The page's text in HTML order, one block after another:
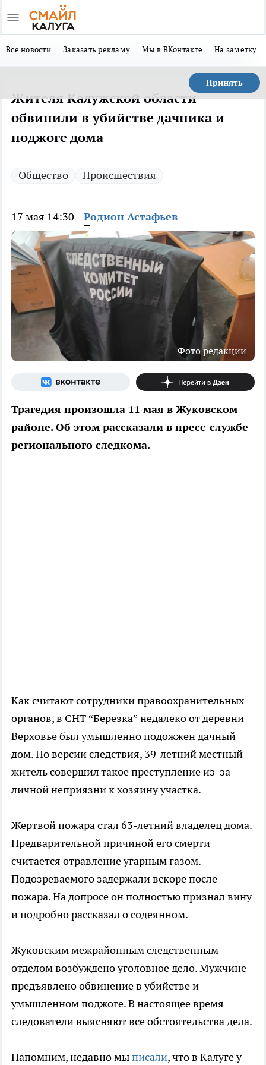
Все новости Заказать рекламу Мы в ВКонтакте На заметку
Принять
Жителя Калужской области
обвинили в убийстве дачника и
поджоге дома
Общество Происшествия
17 мая 14:30 Родион Астафьев
Фото редакции
Трагедия произошла 11 мая в Жуковском
районе. Об этом рассказали в пресс-службе
регионального следкома.
Как считают сотрудники правоохранительных
органов, в СНТ “Березка” недалеко от деревни
Верховье был умышленно подожжен дачный
дом. По версии следствия, 39-летний местный
житель совершил такое преступление из-за
личной неприязни к хозяину участка.
Жертвой пожара стал 63-летний владелец дома.
Предварительной причиной его смерти
считается отравление угарным газом.
Подозреваемого задержали вскоре после
пожара. На допросе он полностью признал вину
и подробно рассказал о содеянном.
Жуковским межрайонным следственным
отделом возбуждено уголовное дело. Мужчине
предъявлено обвинение в убийстве и
умышленном поджоге. В настоящее время
следователи выясняют все обстоятельства дела.
Напомним, недавно мыписали, что в Калуге у